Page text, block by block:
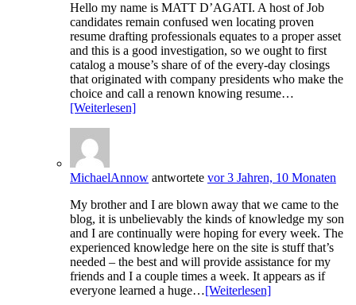
Hello my name is MATT D’AGATI. A host of Job
candidates remain confused wen locating proven
resume drafting professionals equates to a proper asset
and this is a good investigation, so we ought to first
catalog a mouse’s share of of the every-day closings
that originated with company presidents who make the
choice and call a renown knowing resume…
[Weiterlesen]
MichaelAnnow antwortete vor 3 Jahren, 10 Monaten
My brother and I are blown away that we came to the
blog, it is unbelievably the kinds of knowledge my son
and I are continually were hoping for every week. The
experienced knowledge here on the site is stuff that’s
needed – the best and will provide assistance for my
friends and I a couple times a week. It appears as if
everyone learned a huge…[Weiterlesen]